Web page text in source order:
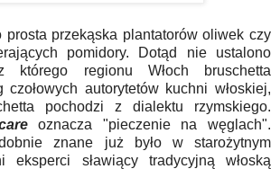
prosta przekąska plantatorów oliwek czy
pomidory. Dotąd nie ustalono
którego regionu Włoch bruschetta
czołowych autorytetów kuchni włoskiej,
pochodzi z dialektu rzymskiego.
oznacza "pieczenie na węglach".
znane już było w starożytnym
eksperci sławiący tradycyjną włoską